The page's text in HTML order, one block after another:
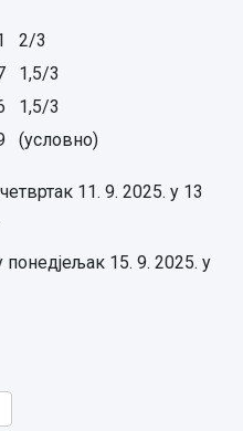
2/3
1,5/3
1,5/3
(условно)
11. 9. 2025. у 13
15. 9. 2025. у